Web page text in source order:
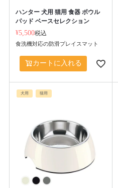
ハンター 犬用 猫用 食器 ボウル
パッド ベースセレクション
¥5,500税込
食洗機対応の防滑プレイスマット
カートに入れる
犬用 猫用